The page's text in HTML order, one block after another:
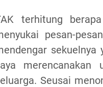
terhitung
pesan-
sekuelnya
merencanakan
Seusai